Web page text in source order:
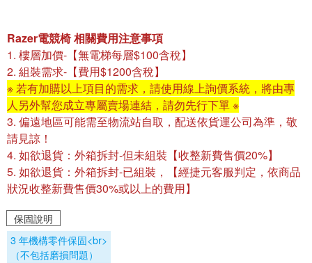
Razer電競椅 相關費用注意事項
1. 樓層加價-【無電梯每層$100含稅】
2. 組裝需求-【費用$1200含稅】
※ 若有加購以上項目的需求，請使用線上詢價系統，將由專
人另外幫您成立專屬賣場連結 ，請勿先行下單※
3. 偏遠地區可能需至物流站自取，配送依貨運公司為準，敬
請見諒！
4. 如欲退貨：外箱拆封-但未組裝【收整新費售價20%】
5. 如欲退貨：外箱拆封-已組裝，【經捷元客服判定，依商品
狀況收整新費售價30%或以上的費用】
保固說明
3 年機構零件保固<br>
（不包括磨損問題）